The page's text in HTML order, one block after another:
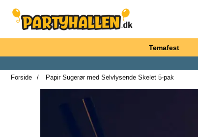
Startside for Partyhallen AB
Temafest
Forside
Papir Sugerør med Selvlysende Skelet 5-pak